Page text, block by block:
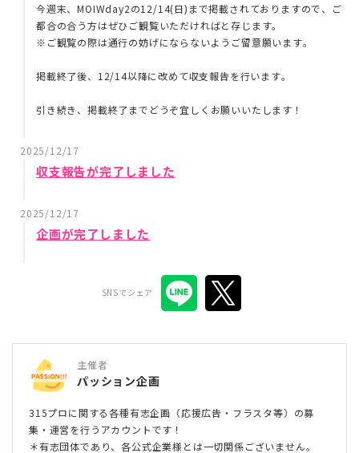
今週末、MOIWday2の12/14(日)まで掲載されておりますので、ご
都合の合う方はぜひご観覧いただければと存じます。
※ご観覧の際は通行の妨げにならないようご留意願います。
掲載終了後、12/14以降に改めて収支報告を行います。
引き続き、掲載終了までどうぞ宜しくお願いいたします！
2025/12/17
収支報告が完了しました
2025/12/17
企画が完了しました
SNSでシェア
主催者
パッション企画
315プロに関する各種有志企画（応援広告・フラスタ等）の募
集・運営を行うアカウントです！
＊有志団体であり、各公式企業様とは一切関係ございません。